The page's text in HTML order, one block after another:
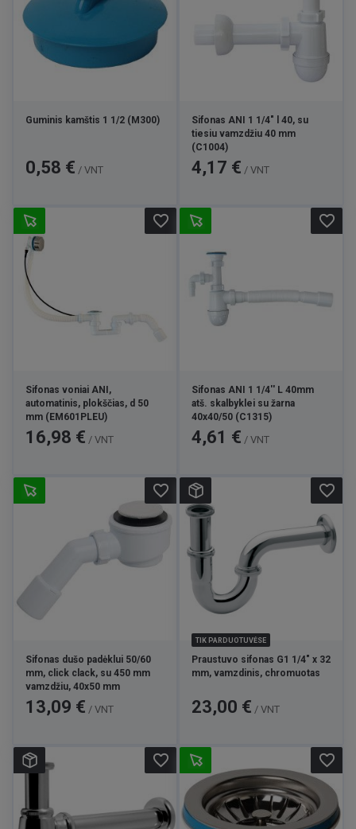
Guminis kamštis 1 1/2 (M300)
Kaina
0,58 € / VNT
Sifonas ANI 1 1/4" l 40, su
tiesiu vamzdžiu 40 mm
(C1004)
Kaina
4,17 € / VNT
Sifonas voniai ANI,
automatinis, plokščias, d 50
mm (EM601PLEU)
Kaina
16,98 € / VNT
favorite_border
Sifonas ANI 1 1/4'' L 40mm
atš. skalbyklei su žarna
40x40/50 (C1315)
Kaina
4,61 € / VNT
favorite_border
Sifonas dušo padėklui 50/60
mm, click clack, su 450 mm
vamzdžiu, 40x50 mm
Kaina
13,09 € / VNT
favorite_border
TIK PARDUOTUVĖSE
Praustuvo sifonas G1 1/4" x 32
mm, vamzdinis, chromuotas
Kaina
23,00 € / VNT
favorite_border
favorite_border favorite_border